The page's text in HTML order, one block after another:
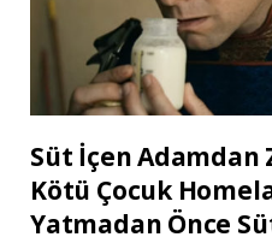
Süt İçen Adamdan
Kötü Çocuk
Yatmadan Önce